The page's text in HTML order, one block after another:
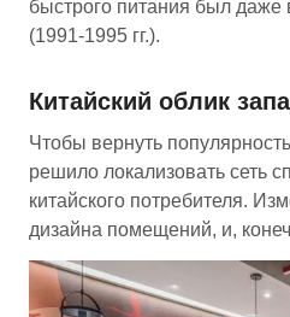
быстрого питания был даже
(1991-1995 гг.).
Китайский облик
Чтобы вернуть
решило локализовать сеть
китайского потребителя.
дизайна помещений, и,